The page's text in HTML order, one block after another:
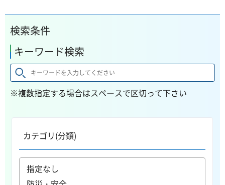
検索条件
キーワード検索
※複数指定する場合はスペースで区切って下さい
カテゴリ(分類)